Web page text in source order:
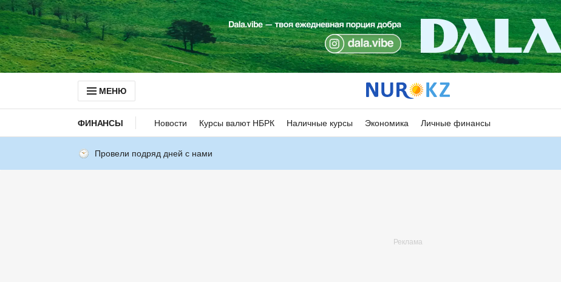
МЕНЮ
ФИНАНСЫ Новости Курсы валют НБРК Наличные курсы Экономика Личные финансы
Провели подряд дней с нами